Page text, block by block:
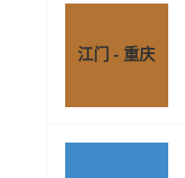
江门 - 重庆